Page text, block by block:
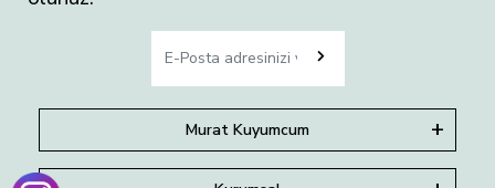
Murat Kuyumcum